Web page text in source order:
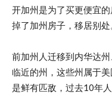
开加州是为了买更便宜
掉了加州房子，移居别处
前加州人迁移到内华达
临近的州，这些州属于
是鲜有匹敌，过去10年